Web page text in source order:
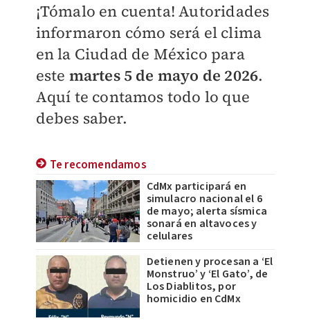
¡Tómalo en cuenta! Autoridades
informaron cómo será el clima
en la Ciudad de México para
este martes 5 de mayo de 2026.
Aquí te contamos todo lo que
debes saber.
Te recomendamos
CdMx participará en
simulacro nacional el 6
de mayo; alerta sísmica
sonará en altavoces y
celulares
Detienen y procesan a ‘El
Monstruo’ y ‘El Gato’, de
Los Diablitos, por
homicidio en CdMx